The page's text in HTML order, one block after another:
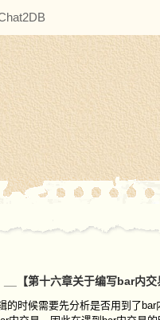
【第十六章关于编写bar内交
时候需要先分析是否用到了